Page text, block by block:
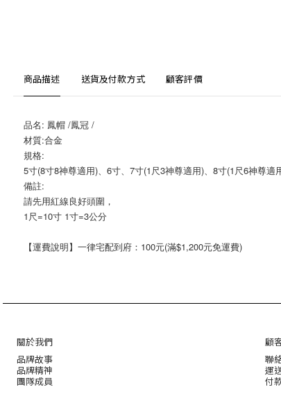
商品描述 送貨及付款方式 顧客評價
品名: 鳳帽 /鳳冠 /
材質:合金
規格:
5寸(8寸8神尊適用)、6寸、7寸(1尺3神尊適用)、8寸(1尺6神尊適
備註:
請先用紅線良好頭圍，
1尺=10寸 1寸=3公分
【運費說明】一律宅配到府：100元(滿$1,200元免運費)
關於我們
品牌故事
品牌精神
團隊成員
顧
聯
運
付